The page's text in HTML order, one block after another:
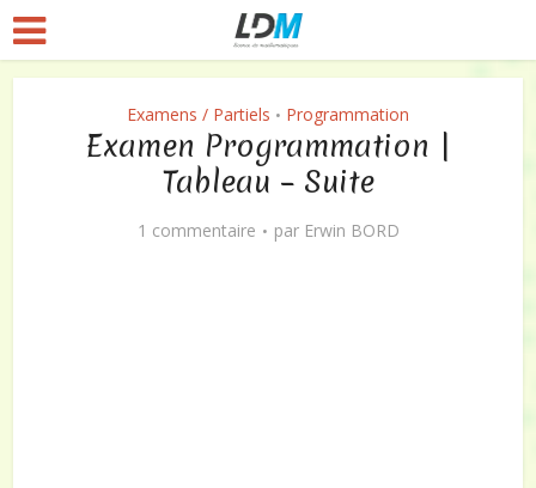
Examens / Partiels • Programmation
Examen Programmation |
Tableau – Suite
1 commentaire par Erwin BORD